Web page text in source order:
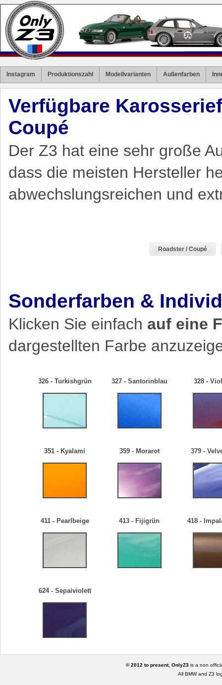
Instagram Produktionszahl Modellvarianten Außenfarben
Verfügbare
Coupé
Der Z3 hat eine sehr große
dass die meisten Hersteller
abwechslungsreichen und
Roadster / Coupé
Sonderfarben &
Klicken Sie einfach auf eine
dargestellten Farbe
326 - Turkishgrün 327 - Santorinblau 328 -
351 - Kyalami 359 - Morarot 379 -
411 - Pearlbeige 413 - Fijigrün 418 -
624 - Sepaiviolett
© 2012 to present, OnlyZ3 is a non
All BMW and Z3